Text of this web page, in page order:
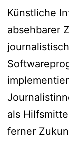
Künstliche
absehbarer
als
ferner